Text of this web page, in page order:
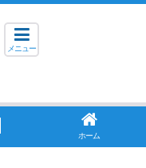
メニュー
ホーム